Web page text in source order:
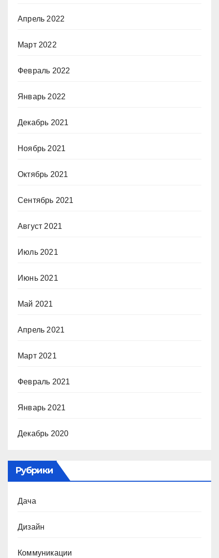
Апрель 2022
Март 2022
Февраль 2022
Январь 2022
Декабрь 2021
Ноябрь 2021
Октябрь 2021
Сентябрь 2021
Август 2021
Июль 2021
Июнь 2021
Май 2021
Апрель 2021
Март 2021
Февраль 2021
Январь 2021
Декабрь 2020
Рубрики
Дача
Дизайн
Коммуникации